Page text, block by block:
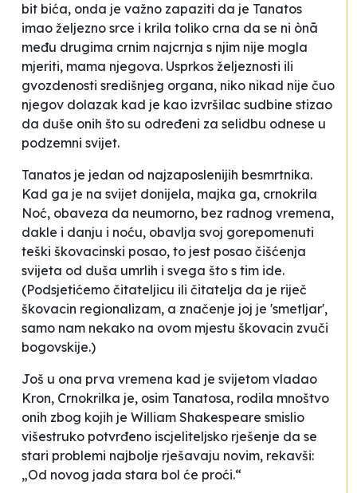
bit bića, onda je važno zapaziti da je Tanatos
imao željezno srce i krila toliko crna da se ni ònā
među drugima crnim najcrnja s njim nije mogla
mjeriti, mama njegova. Usprkos željeznosti ili
gvozdenosti središnjeg organa, niko nikad nije čuo
njegov dolazak kad je kao izvršilac sudbine stizao
da duše onih što su određeni za selidbu odnese u
podzemni svijet.
Tanatos je jedan od najzaposlenijih besmrtnika.
Kad ga je na svijet donijela, majka ga, crnokrila
Noć, obaveza da neumorno, bez radnog vremena,
dakle i danju i noću, obavlja svoj gorepomenuti
teški škovacinski posao, to jest posao čišćenja
svijeta od duša umrlih i svega što s tim ide.
(Podsjetićemo čitateljicu ili čitatelja da je riječ
škovacin regionalizam, a značenje joj je 'smetljar',
samo nam nekako na ovom mjestu škovacin zvuči
bogovskije.)
Još u ona prva vremena kad je svijetom vladao
Kron, Crnokrilka je, osim Tanatosa, rodila mnoštvo
onih zbog kojih je William Shakespeare smislio
višestruko potvrđeno iscjeliteljsko rješenje da se
stari problemi najbolje rješavaju novim, rekavši:
„Od novog jada stara bol će proći.“